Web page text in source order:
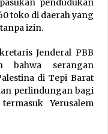
toko di daerah yang
izin.
Jenderal PBB
bahwa serangan
di Tepi Barat
perlindungan bagi
Yerusalem